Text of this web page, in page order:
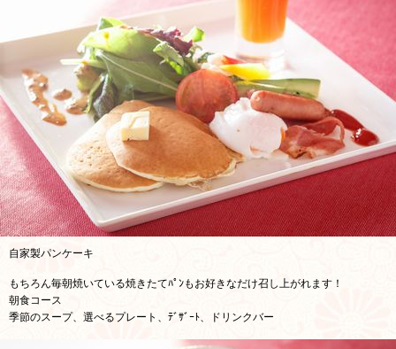
自家製パンケーキ
もちろん毎朝焼いている焼きたてﾊﾟﾝもお好きなだけ召し上がれます！
朝食コース
季節のスープ、選べるプレート、ﾃﾞｻﾞｰﾄ、ドリンクバー